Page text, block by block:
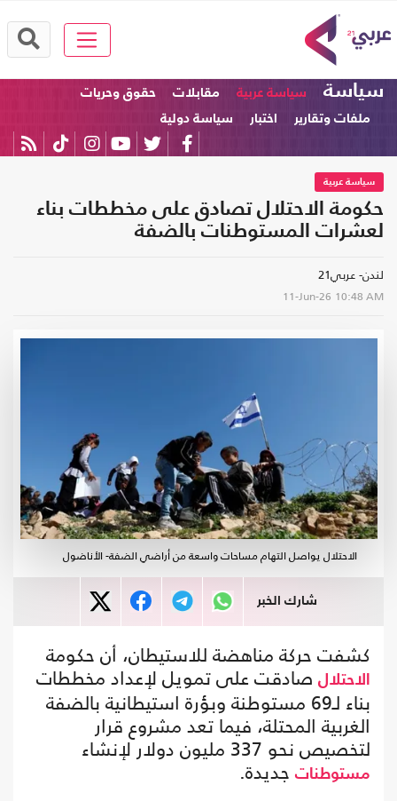
سياسة سياسة عربية مقابلات
حقوق وحريات
ملفات وتقارير
اختبار سياسة دولية
سياسة عربية
حكومة الاحتلال تصادق على مخططات بناء
لعشرات المستوطنات بالضفة
لندن- عربي21
11-Jun-26 10:48 AM
الاحتلال يواصل التهام مساحات واسعة من أراضي الضفة- الأناضول
شارك الخبر
كشفت حركة مناهضة للاستيطان، أن حكومة
الاحتلال صادقت على تمويل لإعداد مخططات
بناء لـ69 مستوطنة وبؤرة استيطانية بالضفة
الغربية المحتلة، فيما تعد مشروع قرار
لتخصيص نحو 337 مليون دولار لإنشاء
مستوطنات جديدة.